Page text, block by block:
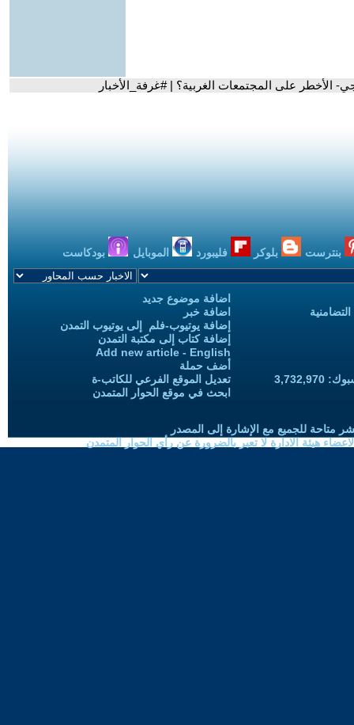
الأخطر على المجتمعات الغربية؟ | #غرفة_الأخبار
بنترست بلوكر فليبورد الموبايل بودكاست
اضافة موضوع جديد
اضافة خبر
إضافة يوتيوب-فلم إلى يوتيوب التمدن
إضافة كتاب إلى مكتبة التمدن
Add new article - English
أضف حملة
تعديل الموقع الفرعي للكاتب-ة
ابحث في موقع الحوار المتمدن
متاحة للجميع مع الإشارة إلى المصدر
هيئة الادارة لا تعبر بالضرورة عن رأي الحوار المتمدن